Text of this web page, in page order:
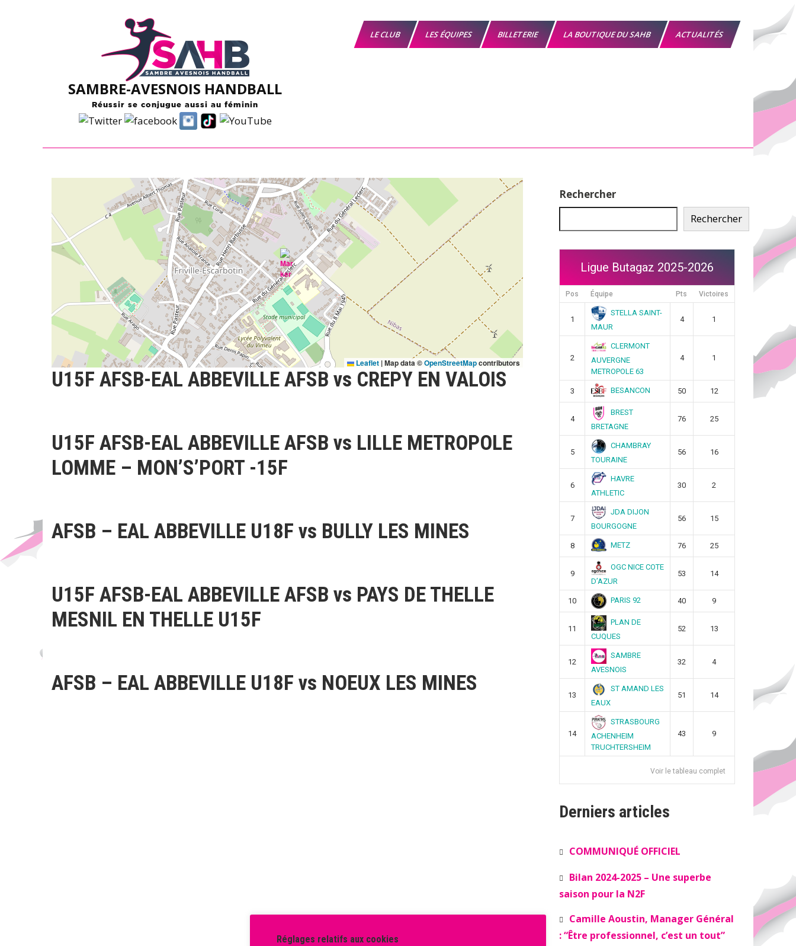
SAMBRE-AVESNOIS HANDBALL
Réussir se conjugue aussi au féminin
LE CLUB LES ÉQUIPES BILLETERIE LA BOUTIQUE DU SAHB ACTUALITÉS
Leaflet |Map data ©OpenStreetMapcontributors
U15F AFSB-EAL ABBEVILLE AFSB vs CREPY EN VALOIS
U15F AFSB-EAL ABBEVILLE AFSB vs LILLE METROPOLE
LOMME – MON’S’PORT -15F
AFSB – EAL ABBEVILLE U18F vs BULLY LES MINES
U15F AFSB-EAL ABBEVILLE AFSB vs PAYS DE THELLE
MESNIL EN THELLE U15F
AFSB – EAL ABBEVILLE U18F vs NOEUX LES MINES
Rechercher
Rechercher
Ligue Butagaz 2025-2026
Pos Équipe Pts Victoires
1
STELLA SAINT-
MAUR
4 1
2
CLERMONT
AUVERGNE
METROPOLE 63
4 1
3 BESANCON 50 12
4
BREST
BRETAGNE
76 25
5
CHAMBRAY
TOURAINE
56 16
6
HAVRE
ATHLETIC
30 2
7
JDA DIJON
BOURGOGNE
56 15
8 METZ 76 25
9
OGC NICE COTE
D’AZUR
53 14
10 PARIS 92 40 9
11
PLAN DE
CUQUES
52 13
12
SAMBRE
AVESNOIS
32 4
13
ST AMAND LES
EAUX
51 14
14
STRASBOURG
ACHENHEIM
TRUCHTERSHEIM
43 9
Voir le tableau complet
Derniers articles
COMMUNIQUÉ OFFICIEL
Bilan 2024-2025 – Une superbe
saison pour la N2F
Camille Aoustin, Manager Général
: “Être professionnel, c’est un tout”
Réglages relatifs aux cookies